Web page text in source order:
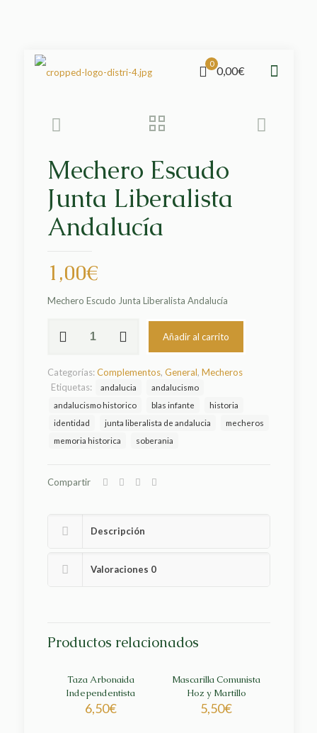
0
0,00€
Mechero Escudo
Junta Liberalista
Andalucía
1,00€
Mechero Escudo Junta Liberalista Andalucía
Andalucía
cantidad
Añadir al carrito
Categorías:Complementos, General, Mecheros
Etiquetas:
andalucia
andalucismo
andalucismo historico
blas infante
historia
identidad
junta liberalista de andalucia
mecheros
memoria historica
soberania
Compartir
Descripción
Valoraciones 0
Productos relacionados
Taza Arbonaida
Independentista
6,50€
Mascarilla Comunista
Hoz y Martillo
5,50€